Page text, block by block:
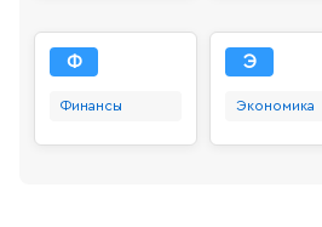
Ф
Финансы
Э
Экономика